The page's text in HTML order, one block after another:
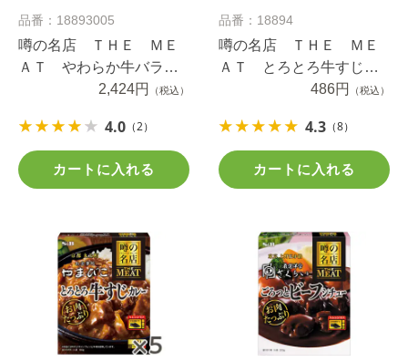
品番：18893005
噂の名店 ＴＨＥ ＭＥ
ＡＴ やわらか牛バラカ
レー １８０ｇ×５個
2,424円 （税込）
4.0 （2）
カートに入れる
品番：18894
噂の名店 ＴＨＥ ＭＥ
ＡＴ とろとろ牛すじカ
レー １８０ｇ486円 （税込）
4.3 （8）
カートに入れる